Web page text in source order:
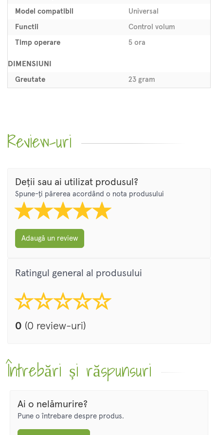
Model compatibil Universal
Functii Control volum
Timp operare 5 ora
DIMENSIUNI
Greutate 23 gram
Review-uri
Deții sau ai utilizat produsul?
Spune-ți părerea acordând o nota produsului
Adaugă un review
Ratingul general al produsului
0 (0 review-uri)
Întrebări și răspunsuri
Ai o nelămurire?
Pune o întrebare despre produs.